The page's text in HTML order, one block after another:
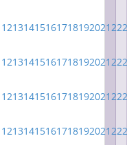
1213141516171819202122
1213141516171819202122
1213141516171819202122
1213141516171819202122